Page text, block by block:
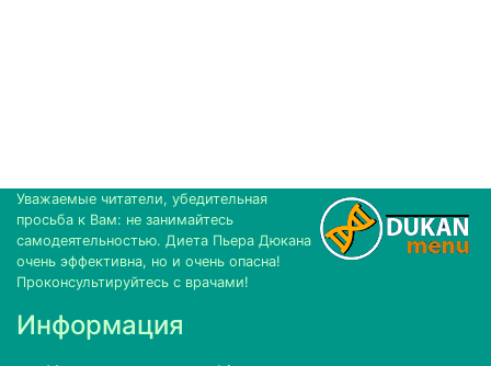
Уважаемые читатели, убедительная
просьба к Вам: не занимайтесь
самодеятельностью. Диета Пьера Дюкана
очень эффективна, но и очень опасна!
Проконсультируйтесь с врачами!
Информация